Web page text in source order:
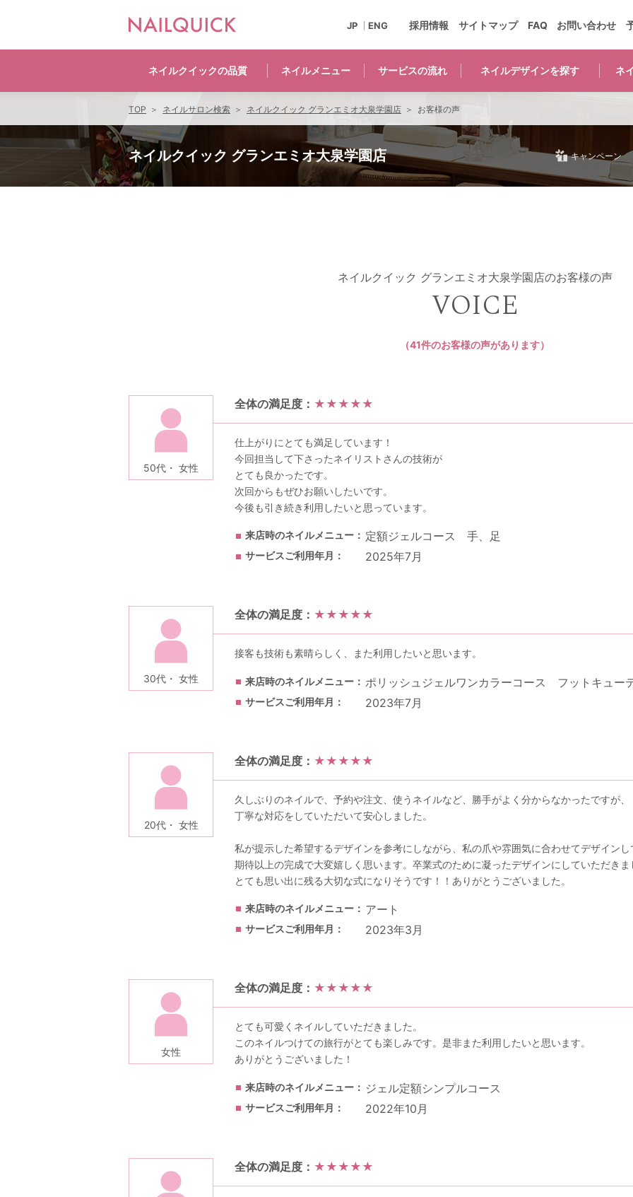
ネイルクイックの品質 ネイルメニュー サービスの流れ ネイルデザインを探す ネ
採用情報 サイトマップ FAQ お問い合わせ
JP ENG
ネイルクイック グランエミオ大泉学園店 キャンペーン
ネイルクイック グランエミオ大泉学園店のお客様の声
VOICE
（41件のお客様の声があります）
50代・ 女性
全体の満足度： ★★★★★
仕上がりにとても満足しています！
今回担当して下さったネイリストさんの技術が
とても良かったです。
次回からもぜひお願いしたいです。
今後も引き続き利用したいと思っています。
来店時のネイルメニュー 定額ジェルコース 手、足
サービスご利用年月 2025年7月
30代・ 女性
全体の満足度： ★★★★★
接客も技術も素晴らしく、また利用したいと思います。
来店時のネイルメニュー ポリッシュジェルワンカラーコース フットキュー
サービスご利用年月 2023年7月
20代・ 女性
全体の満足度： ★★★★★
久しぶりのネイルで、予約や注文、使うネイルなど、勝手がよく分からなかったですが、
丁寧な対応をしていただいて安心しました。
私が提示した希望するデザインを参考にしながら、私の爪や雰囲気に合わせてデザイン
期待以上の完成で大変嬉しく思います。卒業式のために凝ったデザインにしていただきま
とても思い出に残る大切な式になりそうです！！ありがとうございました。
来店時のネイルメニュー アート
サービスご利用年月 2023年3月
女性
全体の満足度： ★★★★★
とても可愛くネイルしていただきました。
このネイルつけての旅行がとても楽しみです。是非また利用したいと思います。
ありがとうございました！
来店時のネイルメニュー ジェル定額シンプルコース
サービスご利用年月 2022年10月
全体の満足度： ★★★★★
TOP ネイルサロン検索 ネイルクイック グランエミオ大泉学園店 お客様の声